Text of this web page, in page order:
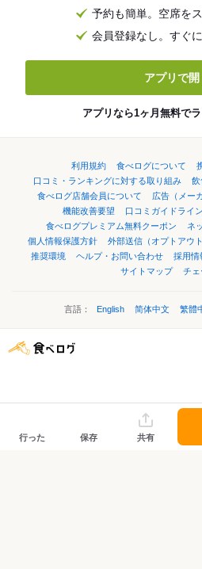
予約も簡単。空席を
会員登録なし。すぐ
アプリで開
アプリなら1ヶ月無料で
利用規約 食べログについて
口コミ・ランキングに対する取り組み
飲
食べログ店舗会員について
広告（メー
機能改善要望
口コミガイドライン
食べログプレミアム無料クーポン
ネ
個人情報保護方針
外部送信（オプトアウト
推奨環境
ヘルプ・お問い合わせ 採用情
サイトマップ
チェ
言語： English 简体中文 繁體
行った 保存 共有